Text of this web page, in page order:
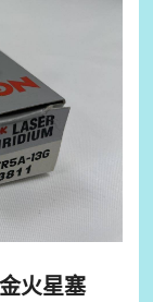
火星塞